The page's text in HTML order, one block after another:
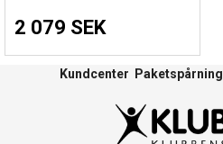
2 079 SEK
Kundcenter Paketspårning